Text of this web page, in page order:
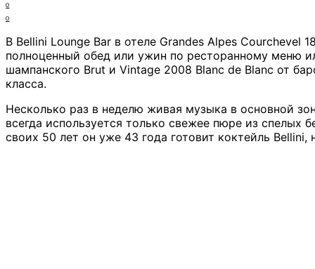
0
0
В Bellini Lounge Bar в отеле Grandes Alpes Courchevel
полноценный обед или ужин по ресторанному меню
шампанского Brut и Vintage 2008 Blanc de Blanc от
класса.
Несколько раз в неделю живая музыка в основной
всегда используется только свежее пюре из
своих 50 лет он уже 43 года готовит коктейль